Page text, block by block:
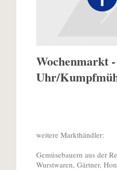
Wochenmarkt -
Uhr/
weitere Markthändler:
Gemüsebauern aus der
Wurstwaren, Gärtner,